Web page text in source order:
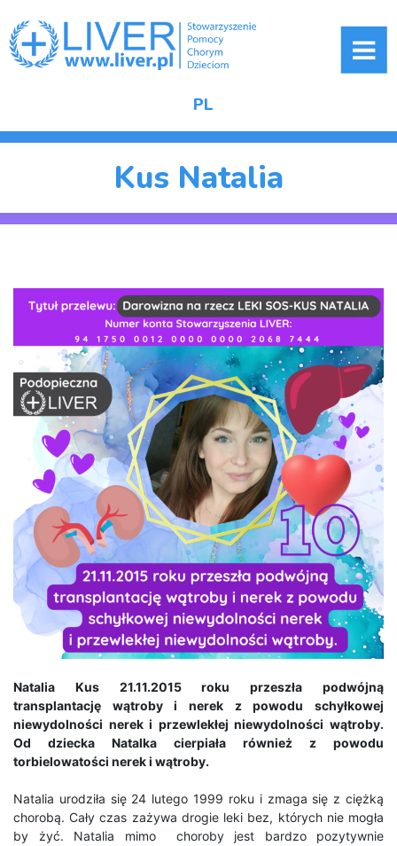
PL
Kus Natalia
Natalia Kus 21.11.2015 roku przeszła podwójną
transplantację wątroby i nerek z powodu schyłkowej
niewydolności nerek i przewlekłej niewydolności wątroby.
Od dziecka Natalka cierpiała również z powodu
torbielowatości nerek i wątroby.
Natalia urodziła się 24 lutego 1999 roku i zmaga się z ciężką
chorobą. Cały czas zażywa drogie leki bez, których nie mogła
by żyć. Natalia mimo choroby jest bardzo pozytywnie